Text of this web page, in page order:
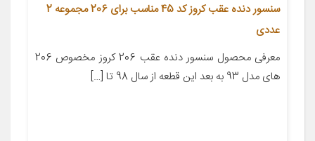
سنسور دنده عقب کروز کد 45 مناسب برای 206 مجموعه 2
عددی
معرفی محصول سنسور دنده عقب 206 کروز مخصوص 206
های مدل 93 به بعد این قطعه از سال 98 تا […]